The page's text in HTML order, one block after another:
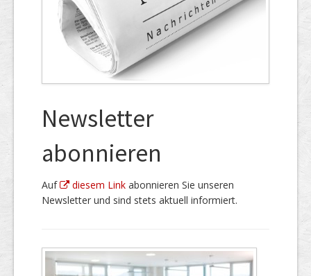
Newsletter
abonnieren
Auf diesem Link abonnieren Sie unseren
Newsletter und sind stets aktuell informiert.